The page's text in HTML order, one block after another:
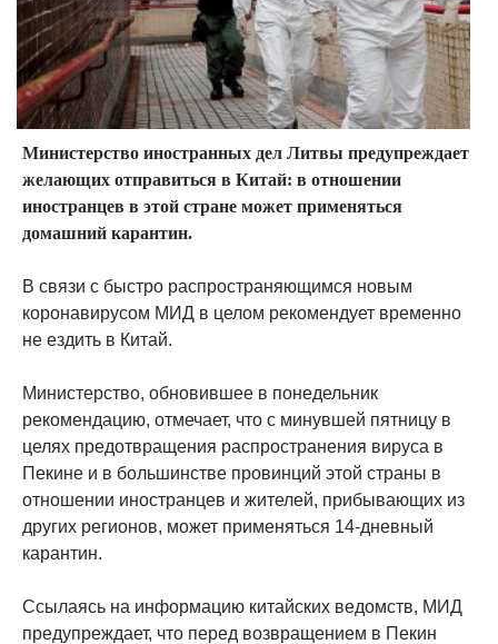
Министерство иностранных дел Литвы предупреждает
желающих отправиться в Китай: в отношении
иностранцев в этой стране может применяться
домашний карантин.
В связи с быстро распространяющимся новым
коронавирусом МИД в целом рекомендует временно
не ездить в Китай.
Министерство, обновившее в понедельник
рекомендацию, отмечает, что с минувшей пятницу в
целях предотвращения распространения вируса в
Пекине и в большинстве провинций этой страны в
отношении иностранцев и жителей, прибывающих из
других регионов, может применяться 14-дневный
карантин.
Ссылаясь на информацию китайских ведомств, МИД
предупреждает, что перед возвращением в Пекин